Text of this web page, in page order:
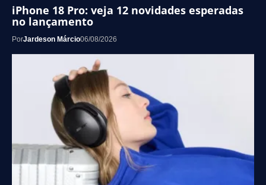
iPhone 18 Pro: veja 12 novidades esperadas
no lançamento
PorJardeson Márcio06/08/2026